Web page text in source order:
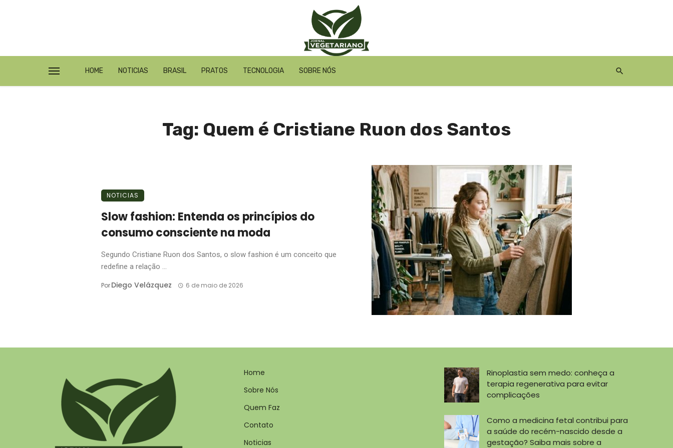
HOME NOTICIAS BRASIL PRATOS TECNOLOGIA SOBRE NÓS
Tag: Quem é Cristiane Ruon dos Santos
NOTICIAS
Slow fashion: Entenda os princípios do
consumo consciente na moda
Segundo Cristiane Ruon dos Santos, o slow fashion é um conceito que
redefine a relação ...
PorDiego Velázquez 6 de maio de 2026
Home
Sobre Nós
Quem Faz
Contato
Noticias
Rinoplastia sem medo: conheça a
terapia regenerativa para evitar
complicações
Como a medicina fetal contribui para
a saúde do recém-nascido desde a
gestação? Saiba mais sobre a